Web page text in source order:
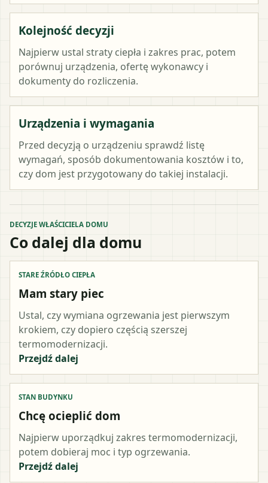
Kolejność decyzji
Najpierw ustal straty ciepła i zakres prac, potem
porównuj urządzenia, ofertę wykonawcy i
dokumenty do rozliczenia.
Urządzenia i wymagania
Przed decyzją o urządzeniu sprawdź listę
wymagań, sposób dokumentowania kosztów i to,
czy dom jest przygotowany do takiej instalacji.
DECYZJE WŁAŚCICIELA DOMU
Co dalej dla domu
STARE ŹRÓDŁO CIEPŁA
Mam stary piec
Ustal, czy wymiana ogrzewania jest pierwszym
krokiem, czy dopiero częścią szerszej
termomodernizacji.
Przejdź dalej
STAN BUDYNKU
Chcę ocieplić dom
Najpierw uporządkuj zakres termomodernizacji,
potem dobieraj moc i typ ogrzewania.
Przejdź dalej